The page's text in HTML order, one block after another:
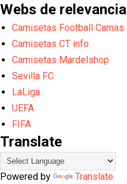
Webs de relevancia
Camisetas Football Camas
Camisetas CT info
Camisetas Mardelshop
Sevilla FC
LaLiga
UEFA
FIFA
Translate
Powered by
Translate